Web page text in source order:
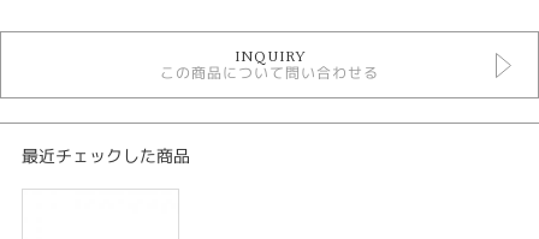
エメラルド リング
INQUIRY
この商品について問い合わせる
最近チェックした商品